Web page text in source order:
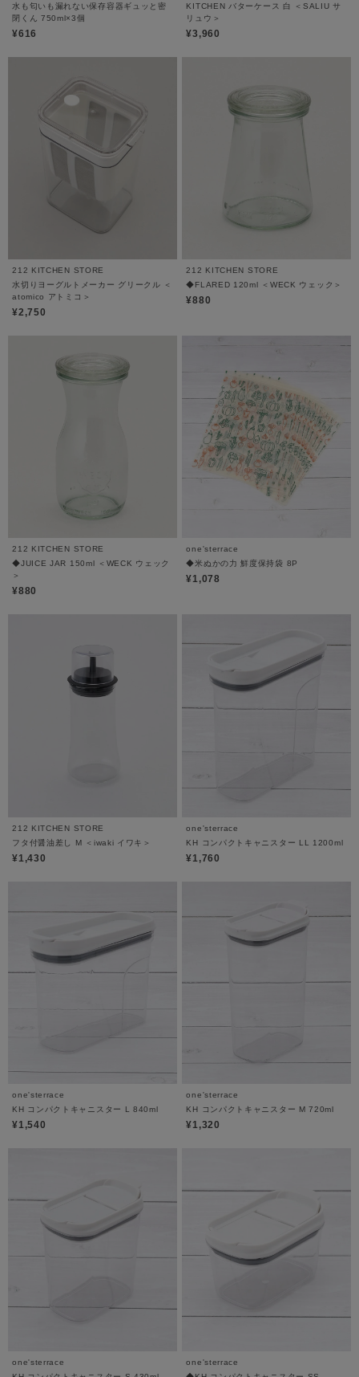
水も匂いも漏れない保存容器ギュッと密
閉くん 750ml×3個
¥616
KITCHEN バターケース 白 ＜SALIU サ
リュウ＞
¥3,960
212 KITCHEN STORE
水切りヨーグルトメーカー グリークル ＜
atomico アトミコ＞
¥2,750
212 KITCHEN STORE
◆FLARED 120ml ＜WECK ウェック＞
¥880
212 KITCHEN STORE
◆JUICE JAR 150ml ＜WECK ウェック
＞
¥880
one'sterrace
◆米ぬかの力 鮮度保持袋 8P
¥1,078
212 KITCHEN STORE
フタ付醤油差し M ＜iwaki イワキ＞
¥1,430
one'sterrace
KH コンパクトキャニスター LL 1200ml
¥1,760
one'sterrace
KH コンパクトキャニスター L 840ml
¥1,540
one'sterrace
KH コンパクトキャニスター M 720ml
¥1,320
one'sterrace
one'sterrace